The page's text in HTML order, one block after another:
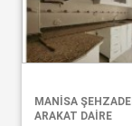
MANISA
ARAKAT DAIRE